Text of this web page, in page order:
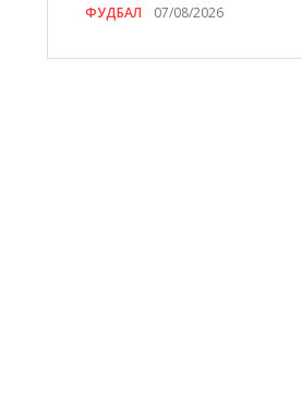
ФУДБАЛ 07/08/2026